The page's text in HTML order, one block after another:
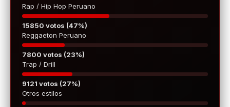
Rap / Hip Hop Peruano
15850 votos (47%)
Reggaeton Peruano
7800 votos (23%)
Trap / Drill
9121 votos (27%)
Otros estilos